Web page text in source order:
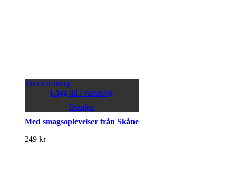
Visa varukorg
Lägg till i varukorg
Detaljer
Med smagsoplevelser från Skåne
249 kr